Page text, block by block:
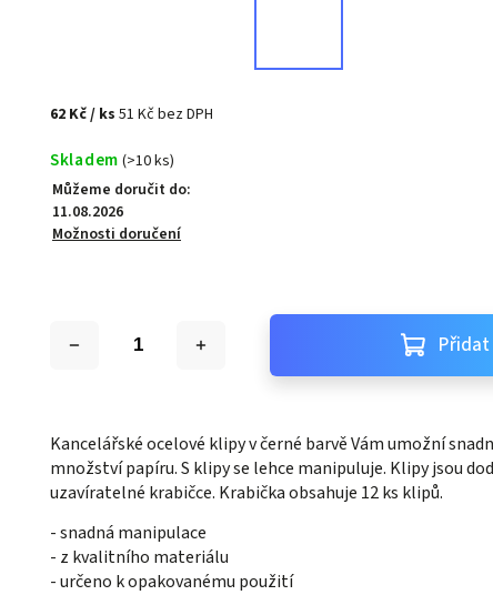
62 Kč/ ks51 Kč bez DPH
Skladem (>10 ks)
Můžeme doručit do:
11.08.2026
Možnosti doručení
Přidat
Kancelářské ocelové klipy v černé barvě Vám umožní
množství papíru. S klipy se lehce manipuluje. Klipy jsou
uzavíratelné krabičce. Krabička obsahuje 12 ks klipů.
- snadná manipulace
- z kvalitního materiálu
- určeno k opakovanému použití